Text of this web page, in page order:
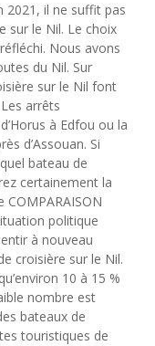
2021, il ne suffit pas
sur le Nil. Le choix
Nous avons
du Nil. Sur
sur le Nil font
arrêts
à Edfou ou la
d’Assouan. Si
bateau de
certainement la
politique
à nouveau
croisière sur le Nil.
10 à 15 %
nombre est
bateaux de
touristiques de